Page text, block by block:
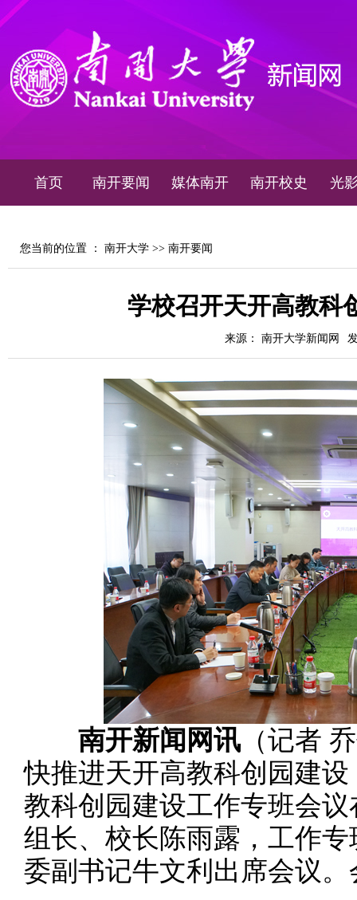
首页 南开要闻 媒体南开 南开校史 光
您当前的位置 ： 南开大学 >> 南开要闻
学校召开天开高教科
来源： 南开大学新闻网
南开新闻网讯 （记者
快推进天开高教科创园建
教科创园建设工作专班会
组长、校长陈雨露，工作
委副书记牛文利出席会议